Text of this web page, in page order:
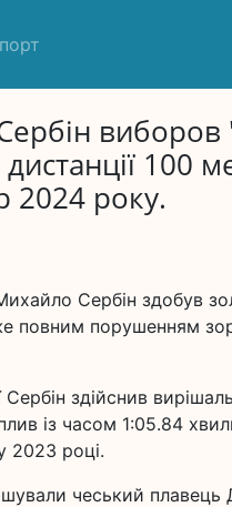
виборов
100
2024 року.
Сербін здобув
повним порушенням
здійснив
із часом 1:05.84
2023 році.
чеський